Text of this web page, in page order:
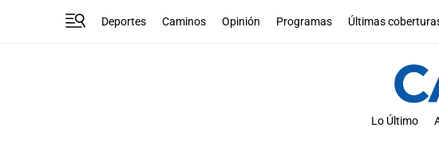
Deportes Caminos Opinión Programas Últimas
Lo Último